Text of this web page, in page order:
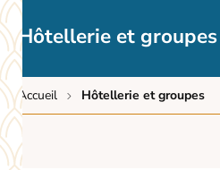
Hôtellerie et groupes
Accueil Hôtellerie et groupes